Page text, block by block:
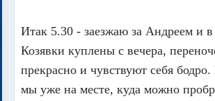
Итак 5.30 - заезжаю за Андреем и в
Козявки куплены с вечера,
прекрасно и чувствуют себя
мы уже на месте, куда можно